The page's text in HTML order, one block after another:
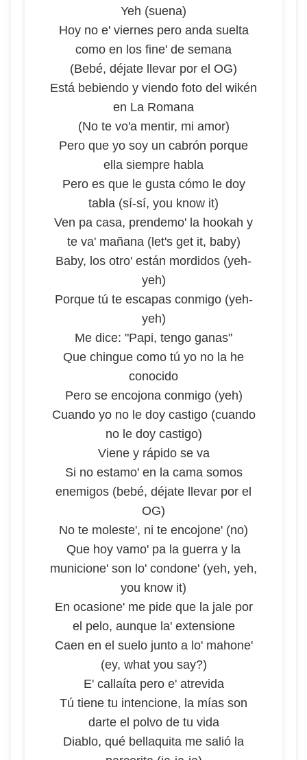
Yeh (suena)
Hoy no e' viernes pero anda suelta
como en los fine' de semana
(Bebé, déjate llevar por el OG)
Está bebiendo y viendo foto del wikén
en La Romana
(No te vo'a mentir, mi amor)
Pero que yo soy un cabrón porque
ella siempre habla
Pero es que le gusta cómo le doy
tabla (sí-sí, you know it)
Ven pa casa, prendemo' la hookah y
te va' mañana (let's get it, baby)
Baby, los otro' están mordidos (yeh-
yeh)
Porque tú te escapas conmigo (yeh-
yeh)
Me dice: "Papi, tengo ganas"
Que chingue como tú yo no la he
conocido
Pero se encojona conmigo (yeh)
Cuando yo no le doy castigo (cuando
no le doy castigo)
Viene y rápido se va
Si no estamo' en la cama somos
enemigos (bebé, déjate llevar por el
OG)
No te moleste', ni te encojone' (no)
Que hoy vamo' pa la guerra y la
municione' son lo' condone' (yeh, yeh,
you know it)
En ocasione' me pide que la jale por
el pelo, aunque la' extensione
Caen en el suelo junto a lo' mahone'
(ey, what you say?)
E' callaíta pero e' atrevida
Tú tiene tu intencione, la mías son
darte el polvo de tu vida
Diablo, qué bellaquita me salió la